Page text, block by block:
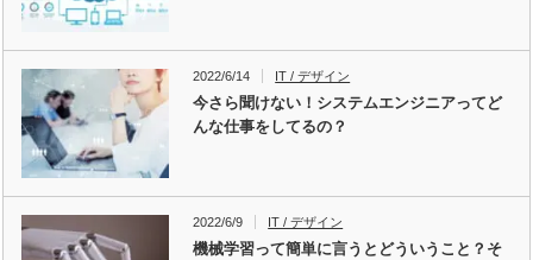
2022/6/14 IT / デザイン
今さら聞けない！システムエンジニアってど
んな仕事をしてるの？
2022/6/9 IT / デザイン
機械学習って簡単に言うとどういうこと？そ